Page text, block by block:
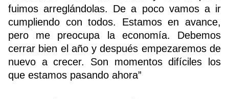
fuimos arreglándolas. De a poco vamos a ir
cumpliendo con todos. Estamos en avance,
pero me preocupa la economía. Debemos
cerrar bien el año y después empezaremos de
nuevo a crecer. Son momentos difíciles los
que estamos pasando ahora”